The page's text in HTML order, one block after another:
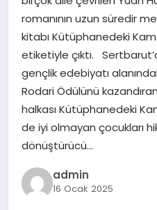
SAĞLIK
EĞITIM
DÜNYA
SIYASET
romanının uzun süredir
kitabı Kütüphanedeki
etiketiyle çıktı.
gençlik edebiyatı
Rodari Ödülünü
halkası Kütüphanedeki
de iyi olmayan çocukları
dönüştürücü…
admin
16 Ocak 2025